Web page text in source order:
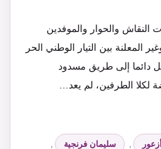
والحوار والموفدين
المعلنة بين التيار الوطني الحر
دائما إلى طريق مسدود
لكلا الطرفين، لم يعد…
سليمان فرنجية